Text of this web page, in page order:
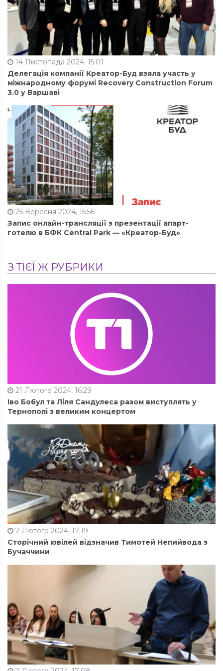
14 Листопада 2024, 15:01
Делегація компанії Креатор-Буд взяла участь у
міжнародному форумі Recovery Construction Forum
3.0 у Варшаві
25 Вересня 2024, 15:56
Запис онлайн-трансляції з презентації апарт-
готелю в БФК Central Park — «Креатор-Буд»
З ТІЄЇ Ж РУБРИКИ
21 Лютого 2024, 16:29
Іво Бобул та Ліля Сандулеса разом виступлять у
Тернополі з великим концертом
2 Лютого 2024, 17:19
Сторічний ювілей відзначив Тимотей Непийвода з
Бучаччини